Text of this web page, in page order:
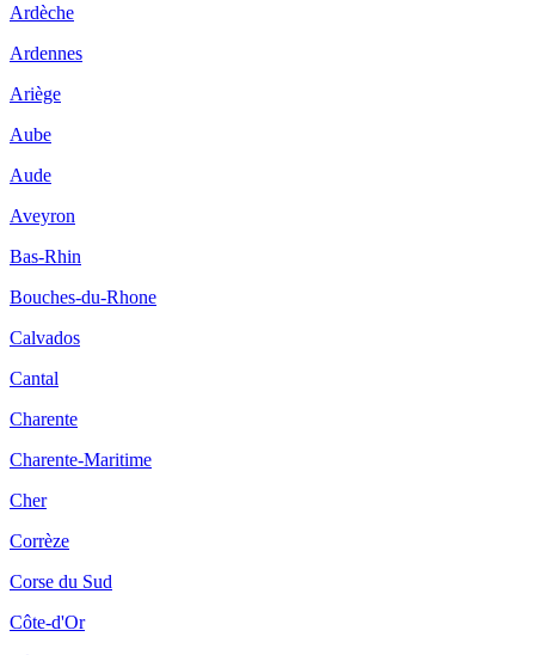
Ardèche
Ardennes
Ariège
Aube
Aude
Aveyron
Bas-Rhin
Bouches-du-Rhone
Calvados
Cantal
Charente
Charente-Maritime
Cher
Corrèze
Corse du Sud
Côte-d'Or